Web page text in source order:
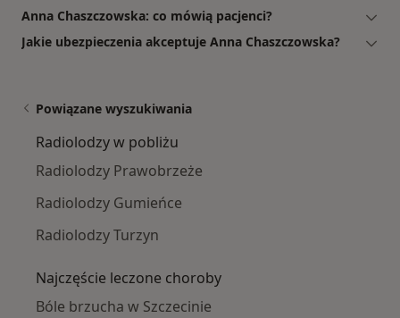
Anna Chaszczowska: co mówią pacjenci?
Jakie ubezpieczenia akceptuje Anna Chaszczowska?
Powiązane wyszukiwania
Radiolodzy w pobliżu
Radiolodzy Prawobrzeże
Radiolodzy Gumieńce
Radiolodzy Turzyn
Najczęście leczone choroby
Bóle brzucha w Szczecinie